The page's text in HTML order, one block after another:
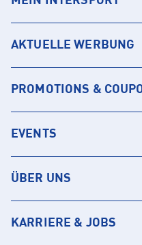
AKTUELLE WERBUNG
PROMOTIONS &
EVENTS
ÜBER UNS
KARRIERE & JOBS